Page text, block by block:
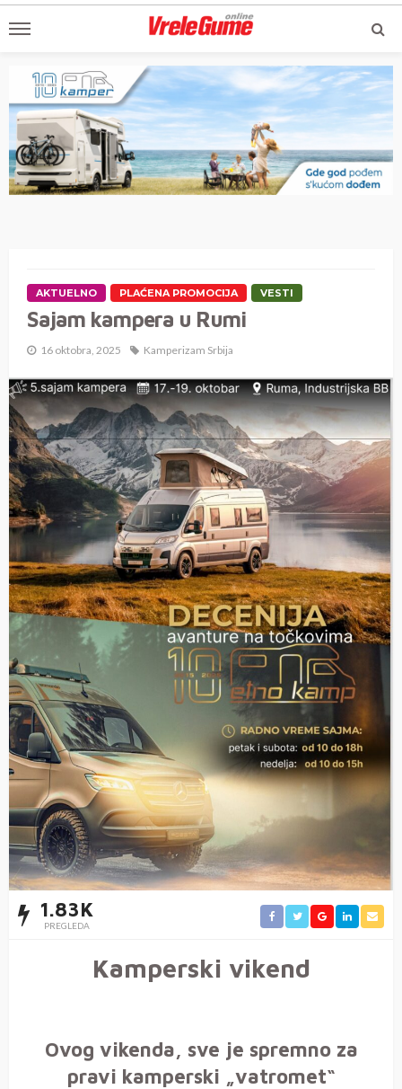
AKTUELNO PLAĆENA PROMOCIJA VESTI
Sajam kampera u Rumi
16 oktobra, 2025 Kamperizam Srbija
1.83K
PREGLEDA
Kamperski vikend
Ovog vikenda, sve je spremno za
pravi kamperski „vatromet“